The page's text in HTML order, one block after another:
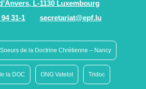
L-1130 Luxembourg
31-1
secretariat@epf.lu
Soeurs de la Doctrine Chrétienne – Nancy
la DOC ONG Vatelot Tridoc